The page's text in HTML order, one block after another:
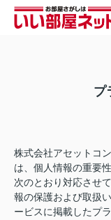
プ
株式会社アセットコ
は、個人情報の重要
次のとおり対応させ
報の保護および取扱
ービスに掲載したプ